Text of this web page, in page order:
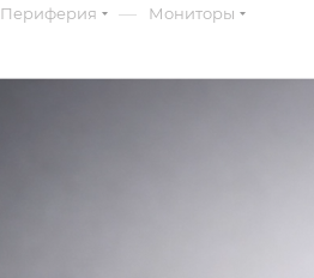
Периферия — Мониторы